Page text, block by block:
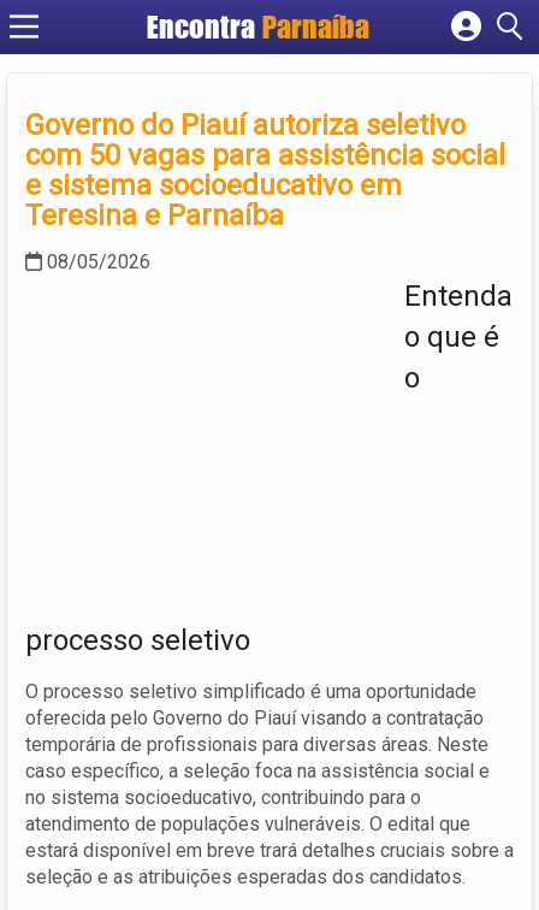
Encontra Parnaíba
Cadastrar empresa
Criar conta
Governo do Piauí autoriza seletivo
com 50 vagas para assistência social
e sistema socioeducativo em
Teresina e Parnaíba
08/05/2026
Entenda
o que é
o
processo seletivo
O processo seletivo simplificado é uma oportunidade
oferecida pelo Governo do Piauí visando a contratação
temporária de profissionais para diversas áreas. Neste
caso específico, a seleção foca na assistência social e
no sistema socioeducativo, contribuindo para o
atendimento de populações vulneráveis. O edital que
estará disponível em breve trará detalhes cruciais sobre a
seleção e as atribuições esperadas dos candidatos.